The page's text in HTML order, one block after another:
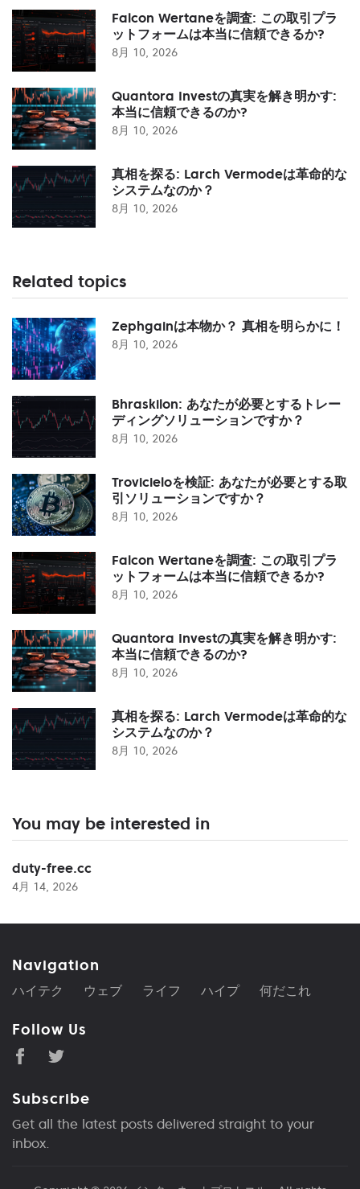
Falcon Wertaneを調査: この取引プラ
ットフォームは本当に信頼できるか?
8月 10, 2026
Quantora Investの真実を解き明かす:
本当に信頼できるのか?
8月 10, 2026
真相を探る: Larch Vermodeは革命的な
システムなのか？
8月 10, 2026
Related topics
Zephgainは本物か？ 真相を明らかに！
8月 10, 2026
Bhraskilon: あなたが必要とするトレー
ディングソリューションですか？
8月 10, 2026
Trovicieloを検証: あなたが必要とする取
引ソリューションですか？
8月 10, 2026
Falcon Wertaneを調査: この取引プラ
ットフォームは本当に信頼できるか?
8月 10, 2026
Quantora Investの真実を解き明かす:
本当に信頼できるのか?
8月 10, 2026
真相を探る: Larch Vermodeは革命的な
システムなのか？
8月 10, 2026
You may be interested in
duty-free.cc
4月 14, 2026
Navigation
ハイテク ウェブ ライフ ハイプ 何だこれ
Follow Us
Subscribe
Get all the latest posts delivered straight to your
inbox.